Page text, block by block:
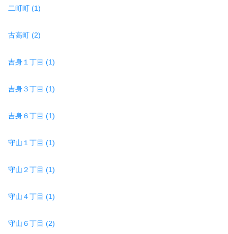
二町町 (1)
古高町 (2)
吉身１丁目 (1)
吉身３丁目 (1)
吉身６丁目 (1)
守山１丁目 (1)
守山２丁目 (1)
守山４丁目 (1)
守山６丁目 (2)